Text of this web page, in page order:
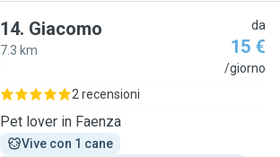
14. Giacomo
7.3 km
da
15 €
/giorno
2 recensioni
Pet lover in Faenza
Vive con 1 cane